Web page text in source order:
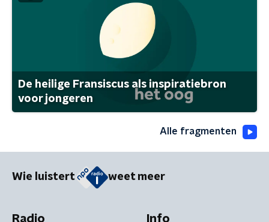
De heilige Fransiscus als inspiratiebron
voor jongeren
Alle fragmenten
Wie luistert weet meer
Radio Info